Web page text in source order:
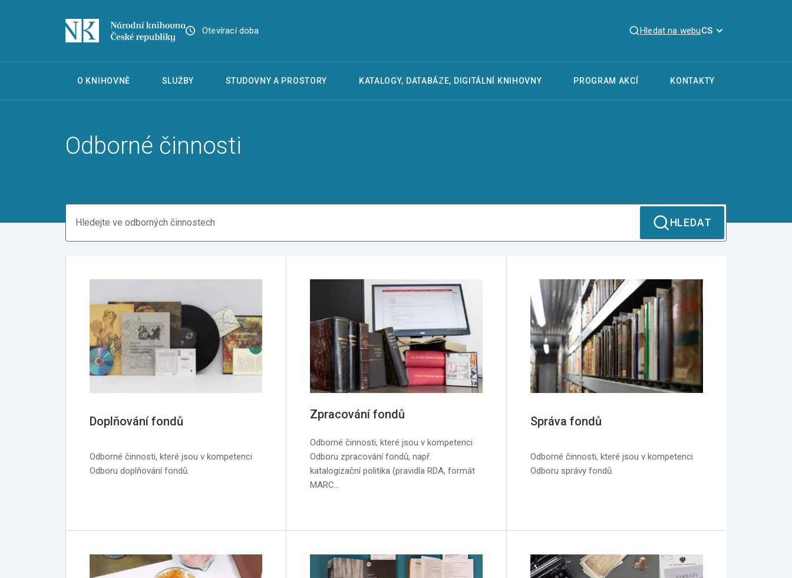
Otevírací doba Hledat na webuCS
O KNIHOVNĚ SLUŽBY STUDOVNY A PROSTORY KATALOGY, DATABÁZE, DIGITÁLNÍ KNIHOVNY PROGRAM AKCÍ KONTAKTY
Odborné činnosti
HLEDAT
Doplňování fondů
Odborné činnosti, které jsou v kompetenci
Odboru doplňování fondů.
Zpracování fondů
Odborné činnosti, které jsou v kompetenci
Odboru zpracování fondů, např.
katalogizační politika (pravidla RDA, formát
MARC…
Správa fondů
Odborné činnosti, které jsou v kompetenci
Odboru správy fondů.